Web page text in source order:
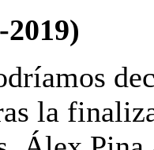
la